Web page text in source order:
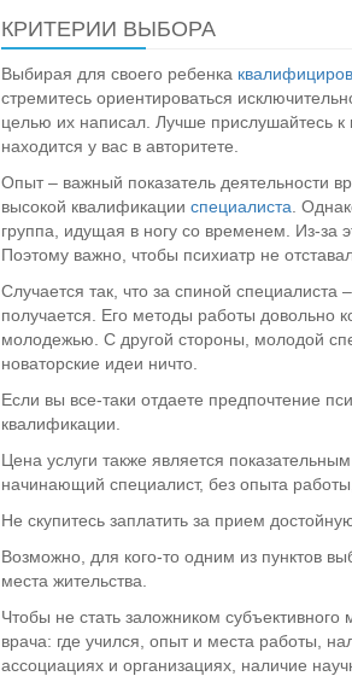
КРИТЕРИИ ВЫБОРА
Выбирая для своего ребенка
стремитесь ориентироваться
целью их написал. Лучше прислушайтесь
находится у вас в авторитете.
Опыт – важный показатель деятельности
высокой квалификации специалиста .
группа, идущая в ногу со временем. Из-за
Поэтому важно, чтобы психиатр не
Случается так, что за спиной
получается. Его методы работы довольно
молодежью. С другой стороны, молодой
новаторские идеи ничто.
Если вы все-таки отдаете предпочтение
квалификации.
Цена услуги также является
начинающий специалист, без опыта
Не скупитесь заплатить за прием
Возможно, для кого-то одним из пунктов
места жительства.
Чтобы не стать заложником
врача: где учился, опыт и места работы,
ассоциациях и организациях, наличие